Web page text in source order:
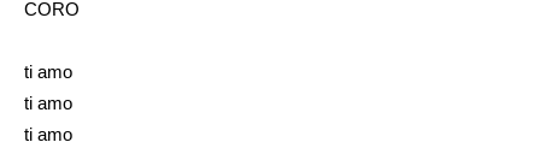
CORO
ti amo
ti amo
ti amo